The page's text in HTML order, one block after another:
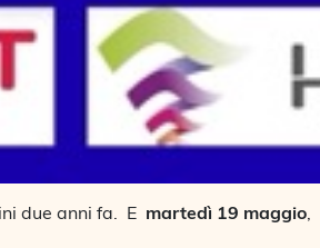
due anni fa. E martedì 19 maggio,